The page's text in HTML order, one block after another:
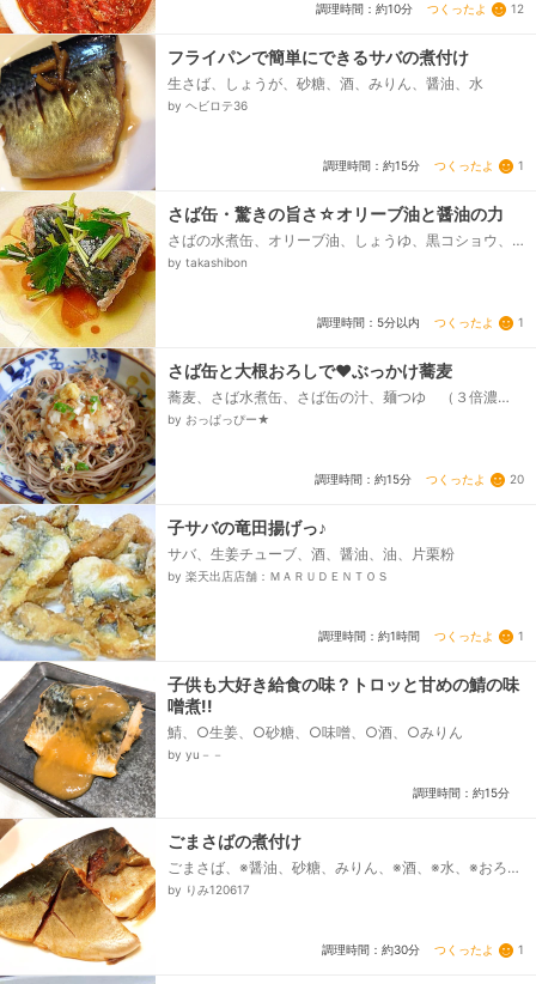
調理時間：約10分 つくったよ 12
フライパンで簡単にできるサバの煮付け
生さば、しょうが、砂糖、酒、みりん、醤油、水
by ヘビロテ36
調理時間：約15分 つくったよ 1
さば缶・驚きの旨さ☆オリーブ油と醤油の力
さばの水煮缶、オリーブ油、しょうゆ、黒コショウ、
お好みの香味野菜（なくても可）
by takashibon
調理時間：5分以内 つくったよ 1
さば缶と大根おろしで❤ぶっかけ蕎麦
蕎麦、さば水煮缶、さば缶の汁、麺つゆ （３倍濃
縮）、大根おろし、ねぎ、おろし生姜
by おっぱっぴー★
調理時間：約15分 つくったよ 20
子サバの竜田揚げっ♪
サバ、生姜チューブ、酒、醤油、油、片栗粉
by 楽天出店店舗：ＭＡＲＵＤＥＮＴＯＳ
調理時間：約1時間 つくったよ 1
子供も大好き給食の味？トロッと甘めの鯖の味
噌煮!!
鯖、○生姜、○砂糖、○味噌、○酒、○みりん
by yu－－
調理時間：約15分
ごまさばの煮付け
ごまさば、※醤油、砂糖、みりん、※酒、※水、※おろし
生姜
by りみ120617
調理時間：約30分 つくったよ 1